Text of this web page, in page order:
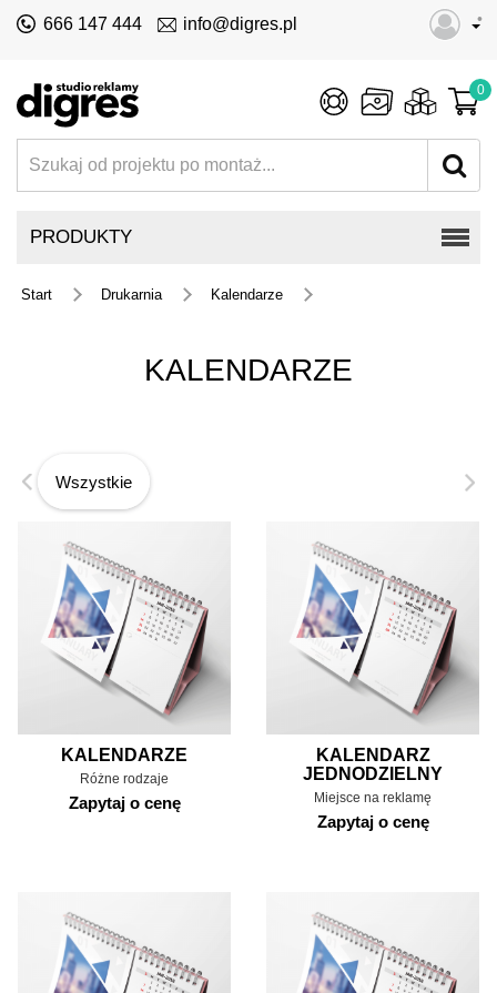
•
666 147 444 info@digres.pl
0
PRODUKTY
Start Drukarnia Kalendarze
KALENDARZE
Wszystkie
KALENDARZE
Różne rodzaje
Zapytaj o cenę
KALENDARZ
JEDNODZIELNY
Miejsce na reklamę
Zapytaj o cenę